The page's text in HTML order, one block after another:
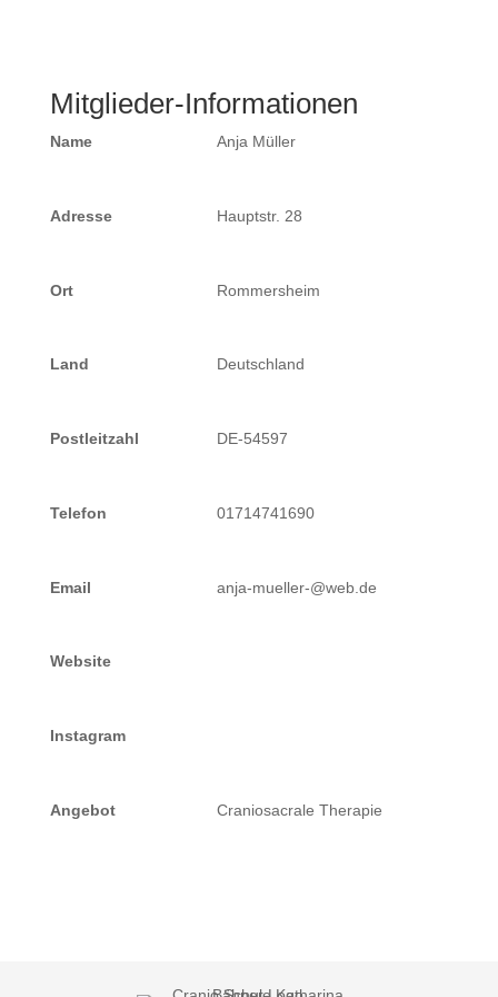
Mitglieder-Informationen
Name Anja Müller
Adresse Hauptstr. 28
Ort Rommersheim
Land Deutschland
Postleitzahl DE-54597
Telefon 01714741690
Email anja-mueller-@web.de
Website
Instagram
Angebot Craniosacrale Therapie